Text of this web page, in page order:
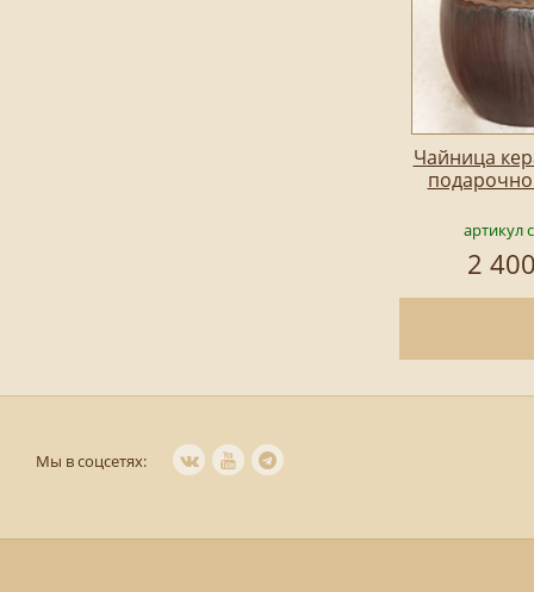
Чайница
артикул
2
Мы в соцсетях: